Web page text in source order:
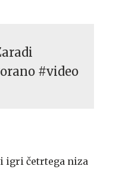
#video
igri četrtega niza